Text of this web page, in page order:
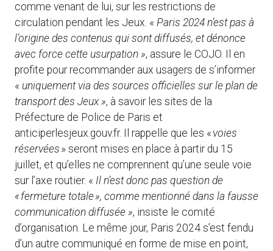
comme venant de lui, sur les restrictions de
circulation pendant les Jeux. « Paris 2024 n’est pas à
l’origine des contenus qui sont diffusés, et dénonce
avec force cette usurpation », assure le COJO. Il en
profite pour recommander aux usagers de s’informer
« uniquement via des sources officielles sur le plan de
transport des Jeux », à savoir les sites de la
Préfecture de Police de Paris et
anticiperlesjeux.gouv.fr. Il rappelle que les « voies
réservées » seront mises en place à partir du 15
juillet, et qu’elles ne comprennent qu’une seule voie
sur l’axe routier. « Il n’est donc pas question de
« fermeture totale », comme mentionné dans la fausse
communication diffusée », insiste le comité
d’organisation. Le même jour, Paris 2024 s’est fendu
d’un autre communiqué en forme de mise en point,